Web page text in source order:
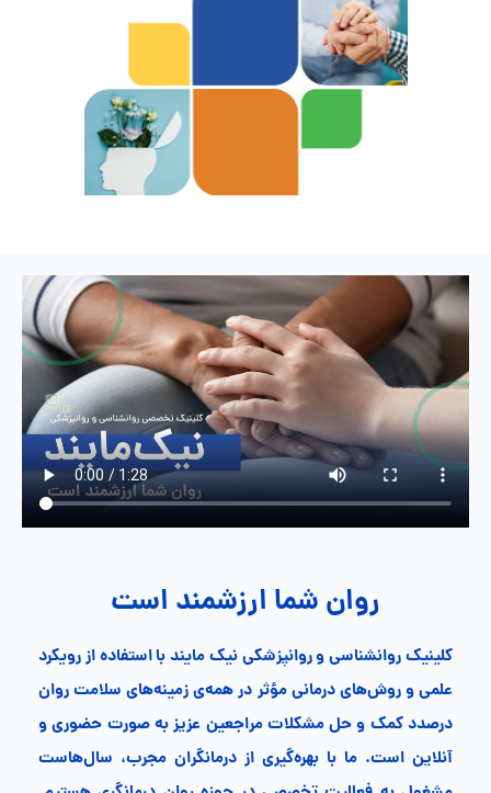
روان شما ارزشمند است
کلینیک روانشناسی و روانپزشکی نیک مایند با استفاده از رویکرد
علمی و روش‌های درمانی مؤثر در همه‌ی زمینه‌های سلامت روان
درصدد کمک و حل مشکلات مراجعین عزیز به صورت حضوری و
آنلاین است. ما با بهره‌گیری از درمانگران مجرب، سال‌هاست